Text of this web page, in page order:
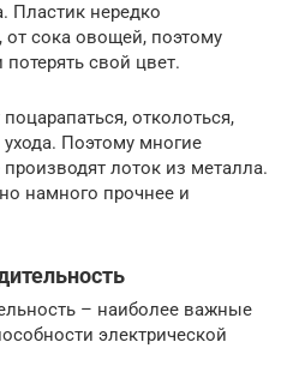
Пластик нередко
от сока овощей, поэтому
свой цвет.
отколоться,
ухода. Поэтому многие
лоток из металла.
намного прочнее и
– наиболее важные
электрической